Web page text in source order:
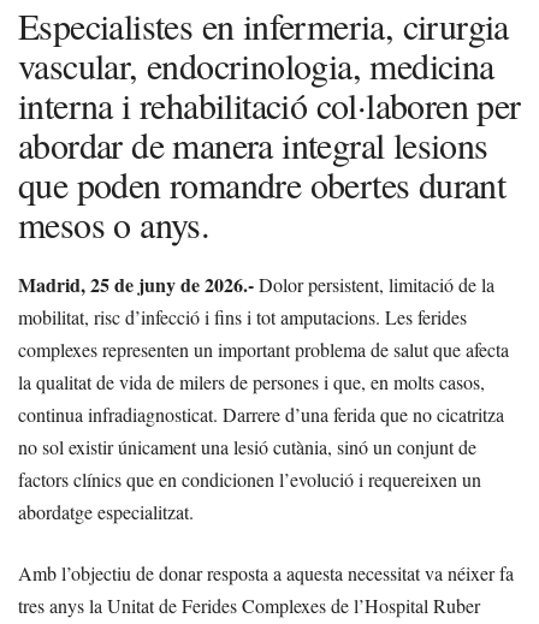
Especialistes en infermeria, cirurgia
vascular, endocrinologia, medicina
interna i rehabilitació col·laboren per
abordar de manera integral lesions
que poden romandre obertes durant
mesos o anys.
Madrid, 25 de juny de 2026.-Dolor persistent, limitació de la
mobilitat, risc d’infecció i fins i tot amputacions. Les ferides
complexes representen un important problema de salut que afecta
la qualitat de vida de milers de persones i que, en molts casos,
continua infradiagnosticat. Darrere d’una ferida que no cicatritza
no sol existir únicament una lesió cutània, sinó un conjunt de
factors clínics que en condicionen l’evolució i requereixen un
abordatge especialitzat.
Amb l’objectiu de donar resposta a aquesta necessitat va néixer fa
tres anys la Unitat de Ferides Complexes de l’Hospital Ruber